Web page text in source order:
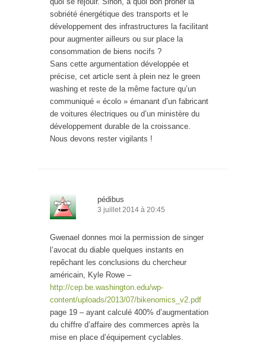
sobriété énergétique des transports et le
développement des infrastructures la facilitant
pour augmenter ailleurs ou sur place la
consommation de biens nocifs ?
Sans cette argumentation développée et
précise, cet article sent à plein nez le green
washing et reste de la même facture qu’un
communiqué « écolo » émanant d’un fabricant
de voitures électriques ou d’un ministère du
développement durable de la croissance.
Nous devons rester vigilants !
pédibus
3 juillet 2014 à 20:45
Gwenael donnes moi la permission de singer
l’avocat du diable quelques instants en
repêchant les conclusions du chercheur
américain, Kyle Rowe –
http://cep.be.washington.edu/wp-
content/uploads/2013/07/bikenomics_v2.pdf
page 19 – ayant calculé 400% d’augmentation
du chiffre d’affaire des commerces après la
mise en place d’équipement cyclables.